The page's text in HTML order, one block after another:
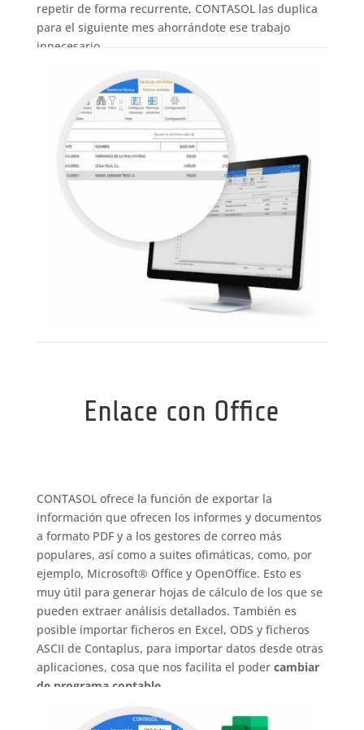
repetir de forma recurrente, CONTASOL las duplica
para el siguiente mes ahorrándote ese trabajo
innecesario.
Enlace con Office
CONTASOL ofrece la función de exportar la
información que ofrecen los informes y documentos
a formato PDF y a los gestores de correo más
populares, así como a suites ofimáticas, como, por
ejemplo, Microsoft® Office y OpenOffice. Esto es
muy útil para generar hojas de cálculo de los que se
pueden extraer análisis detallados. También es
posible importar ficheros en Excel, ODS y ficheros
ASCII de Contaplus, para importar datos desde otras
aplicaciones, cosa que nos facilita el poder cambiar
de programa contable.